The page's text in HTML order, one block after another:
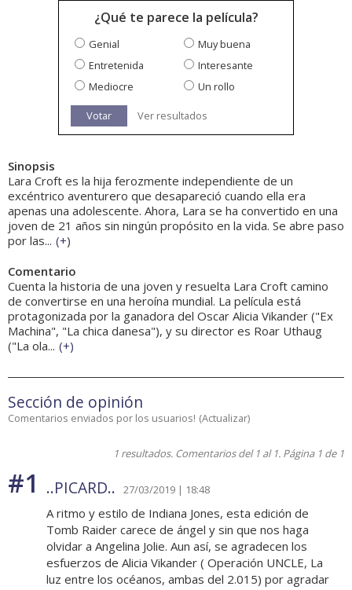
¿Qué te parece la película?
Genial
Muy buena
Entretenida
Interesante
Mediocre
Un rollo
Votar Ver resultados
Sinopsis
Lara Croft es la hija ferozmente independiente de un
excéntrico aventurero que desapareció cuando ella era
apenas una adolescente. Ahora, Lara se ha convertido en una
joven de 21 años sin ningún propósito en la vida. Se abre paso
por las... (+)
Comentario
Cuenta la historia de una joven y resuelta Lara Croft camino
de convertirse en una heroína mundial. La película está
protagonizada por la ganadora del Oscar Alicia Vikander ("Ex
Machina", "La chica danesa"), y su director es Roar Uthaug
("La ola... (+)
Sección de opinión
Comentarios enviados por los usuarios! (Actualizar)
1 resultados. Comentarios del 1 al 1. Página 1 de 1
#1 ..PICARD.. 27/03/2019 | 18:48
A ritmo y estilo de Indiana Jones, esta edición de
Tomb Raider carece de ángel y sin que nos haga
olvidar a Angelina Jolie. Aun así, se agradecen los
esfuerzos de Alicia Vikander ( Operación UNCLE, La
luz entre los océanos, ambas del 2.015) por agradar